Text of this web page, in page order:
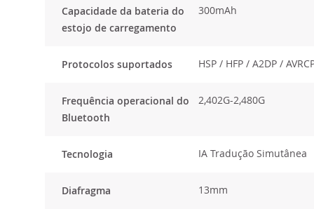
Capacidade da bateria do
estojo de carregamento
300mAh
Protocolos suportados HSP / HFP / A2DP /
Frequência operacional do
Bluetooth
2,402G-2,480G
Tecnologia IA Tradução Simutânea
Diafragma 13mm